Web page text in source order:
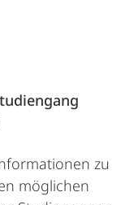
zu
möglichen